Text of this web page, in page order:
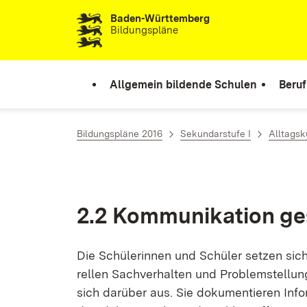
Zum Inhalt springenBaden-Württemberg
Bildungspläne
Allgemein bildende Schulen
Bildungspläne 2016 Sekundarstufe I
2.2 Kom­mu­ni­ka­ti­on
Die Schü­le­rin­nen und Schü­ler set­zen
rel­len Sach­ver­hal­ten und
sich dar­über aus. Sie do­ku­men­tie­ren